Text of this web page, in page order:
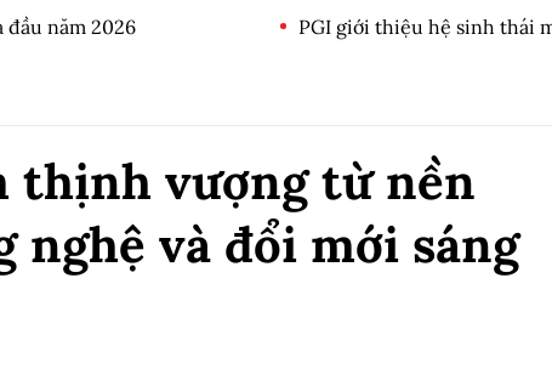
đầu năm 2026 PGI giới thiệu hệ sinh thái
thịnh vượng từ nền
nghệ và đổi mới sáng